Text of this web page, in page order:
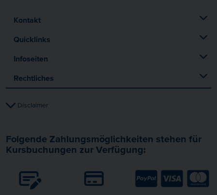
Kontakt
Quicklinks
Infoseiten
Rechtliches
Disclaimer
Folgende Zahlungsmöglichkeiten stehen für
Kursbuchungen zur Verfügung: